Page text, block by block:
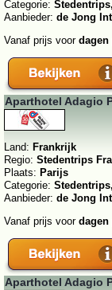
Categorie:
Aanbieder: de Jong
Vanaf prijs voor dagen
Aparthotel Adagio
Land: Frankrijk
Regio: Stedentrips
Plaats: Parijs
Categorie:
Aanbieder: de Jong
Vanaf prijs voor dagen
Aparthotel Adagio